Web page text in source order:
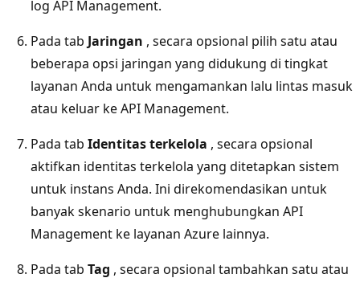
log API Management.
Pada tab Jaringan , secara opsional pilih satu atau
beberapa opsi jaringan yang didukung di tingkat
layanan Anda untuk mengamankan lalu lintas masuk
atau keluar ke API Management.
Pada tab Identitas terkelola , secara opsional
aktifkan identitas terkelola yang ditetapkan sistem
untuk instans Anda. Ini direkomendasikan untuk
banyak skenario untuk menghubungkan API
Management ke layanan Azure lainnya.
Pada tab Tag , secara opsional tambahkan satu atau